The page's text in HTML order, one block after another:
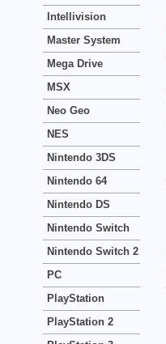
Intellivision
Master System
Mega Drive
MSX
Neo Geo
NES
Nintendo 3DS
Nintendo 64
Nintendo DS
Nintendo Switch
Nintendo Switch 2
PC
PlayStation
PlayStation 2